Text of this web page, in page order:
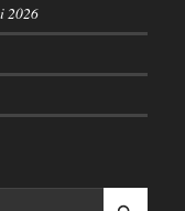
2026